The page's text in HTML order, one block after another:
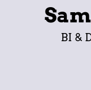
BI &